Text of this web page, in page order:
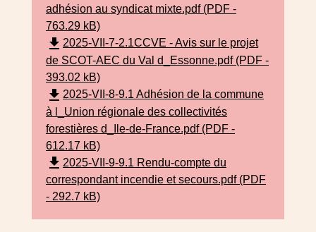
adhésion au syndicat mixte.pdf (PDF -
763.29 kB)
file_download 2025-VII-7-2.1CCVE - Avis sur le projet
de SCOT-AEC du Val d_Essonne.pdf (PDF -
393.02 kB)
file_download 2025-VII-8-9.1 Adhésion de la commune
à l_Union régionale des collectivités
forestières d_Ile-de-France.pdf (PDF -
612.17 kB)
file_download 2025-VII-9-9.1 Rendu-compte du
correspondant incendie et secours.pdf (PDF
- 292.7 kB)